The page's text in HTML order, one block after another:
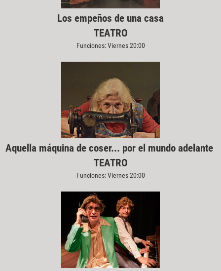
Los empeños de una casa
TEATRO
Funciones: Viernes 20:00
Aquella máquina de coser... por el mundo adelante
TEATRO
Funciones: Viernes 20:00